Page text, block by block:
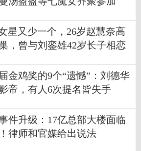
星又少一个，26岁赵慧奈高
，曾与刘銮雄42岁长子相恋
金鸡奖的9个“遗憾”：刘德华
帝，有人6次提名皆失手
件升级：17亿总部大楼面临
律师和官媒给出说法